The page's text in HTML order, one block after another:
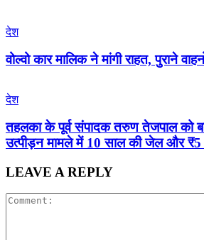
देश
वोल्वो कार मालिक ने मांगी राहत, पुराने
देश
तहलका के पूर्व संपादक तरुण तेजपाल को
उत्पीड़न मामले में 10 साल की जेल और ₹5
LEAVE A REPLY